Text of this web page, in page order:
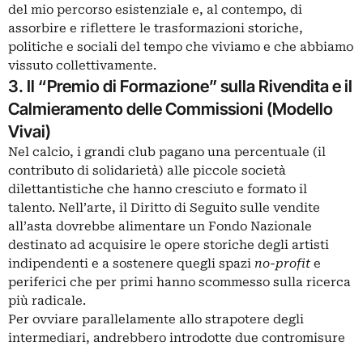
del mio percorso esistenziale e, al contempo, di
assorbire e riflettere le trasformazioni storiche,
politiche e sociali del tempo che viviamo e che abbiamo
vissuto collettivamente.
3. Il “Premio di Formazione” sulla Rivendita e il
Calmieramento delle Commissioni (Modello
Vivai)
Nel calcio, i grandi club pagano una percentuale (il
contributo di solidarietà) alle piccole società
dilettantistiche che hanno cresciuto e formato il
talento. Nell’arte, il Diritto di Seguito sulle vendite
all’asta dovrebbe alimentare un Fondo Nazionale
destinato ad acquisire le opere storiche degli artisti
indipendenti e a sostenere quegli spazi no-profit e
periferici che per primi hanno scommesso sulla ricerca
più radicale.
Per ovviare parallelamente allo strapotere degli
intermediari, andrebbero introdotte due contromisure